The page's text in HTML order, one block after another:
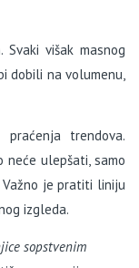
višak masnog
dobili na volumenu,
trendova.
neće ulepšati, samo
je pratiti liniju
izgleda.
sopstvenim